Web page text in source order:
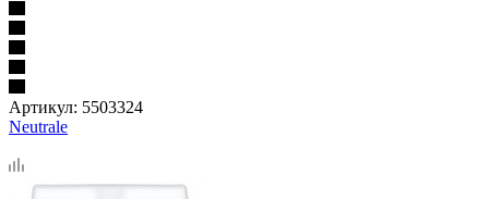
Артикул: 5503324
Neutrale